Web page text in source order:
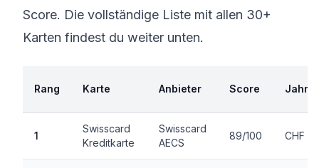
Score. Die vollständige Liste mit allen 30+
Karten findest du weiter unten.
Rang Karte Anbieter Score
1
Swisscard
Kreditkarte
Swisscard
AECS
89/100 CHF 0